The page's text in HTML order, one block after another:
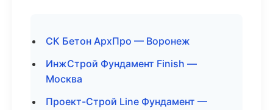
СК Бетон АрхПро — Воронеж
ИнжСтрой Фундамент Finish —
Москва
Проект-Строй Line Фундамент —